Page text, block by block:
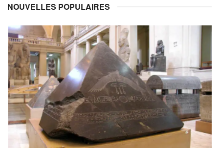
NOUVELLES POPULAIRES